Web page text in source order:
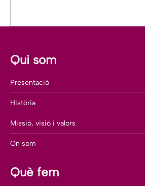
Qui som
Presentació
Història
Missió, visió i valors
On som
Què fem